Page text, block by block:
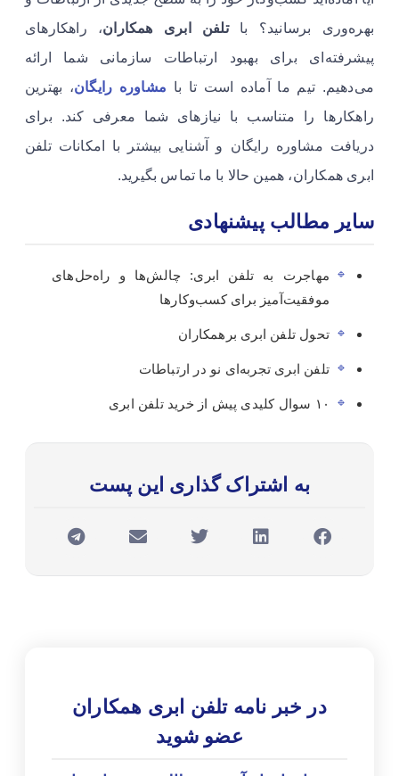
بهره‌وری برسانید؟ باتلفن ابری همکاران، راهکارهای
پیشرفته‌ای برای بهبود ارتباطات سازمانی شما ارائه
می‌دهیم. تیم ما آماده است تا با مشاوره رایگان، بهترین
راهکارها را متناسب با نیازهای شما معرفی کند. برای
دریافت مشاوره رایگان و آشنایی بیشتر با امکانات تلفن
ابری همکاران، همین حالا با ما تماس بگیرید.
سایر مطالب پیشنهادی
مهاجرت به تلفن ابری: چالش‌ها و راه‌حل‌های
موفقیت‌آمیز برای کسب‌وکارها
تحول تلفن ابری برهمکاران
تلفن ابری تجربه‌ای نو در ارتباطات
۱۰ سوال کلیدی پیش از خرید تلفن ابری
به اشتراک گذاری این پست
در خبر نامه تلفن ابری همکاران
عضو شوید